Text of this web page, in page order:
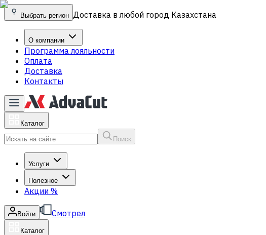
Выбрать регион Доставка в любой город Казахстана
О компании
Программа лояльности
Оплата
Доставка
Контакты
Каталог
Поиск
Услуги
Полезное
Акции %
Войти Смотрел
Каталог